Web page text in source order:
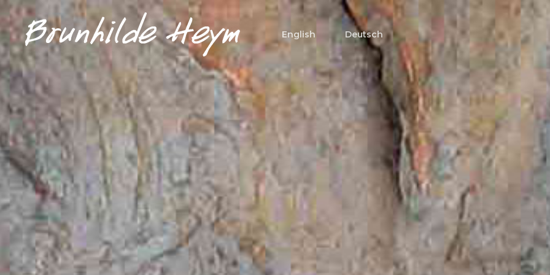
English Deutsch